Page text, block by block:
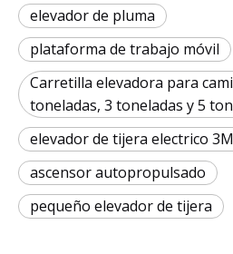
elevador de pluma
plataforma de trabajo móvil
Carretilla elevadora para
toneladas, 3 toneladas y 5
elevador de tijera electrico 3M
ascensor autopropulsado
pequeño elevador de tijera